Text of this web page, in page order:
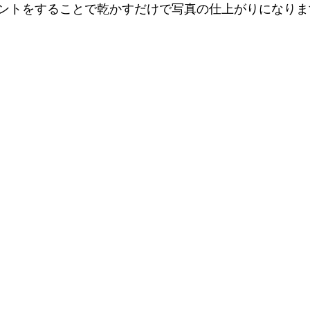
トをすることで乾かすだけで写真の仕上がりになり